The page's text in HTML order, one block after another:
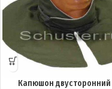
Капюшон двусторонний